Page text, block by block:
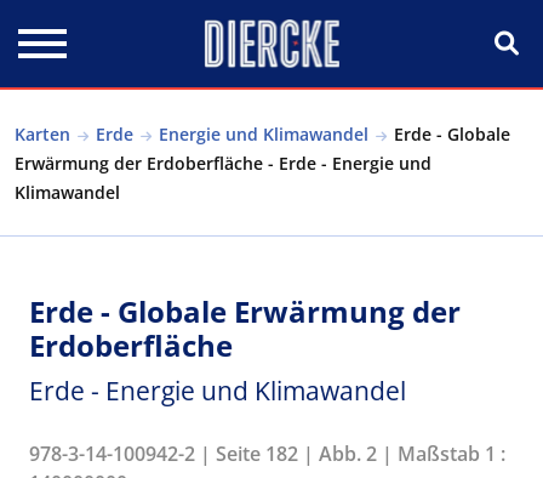
Karten Erde Energie und Klimawandel
Erde - Globale
Erwärmung der Erdoberfläche - Erde - Energie und
Klimawandel
Erde - Globale Erwärmung der
Erdoberfläche
Erde - Energie und Klimawandel
978-3-14-100942-2 | Seite 182 | Abb. 2 | Maßstab 1 :